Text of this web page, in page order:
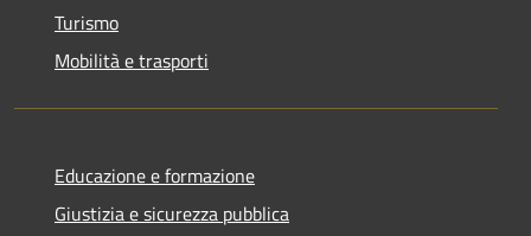
Turismo
Mobilità e trasporti
Educazione e formazione
Giustizia e sicurezza pubblica